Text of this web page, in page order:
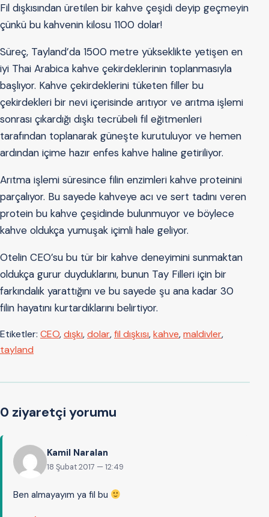
Fil dışkısından üretilen bir kahve çeşidi deyip geçmeyin
çünkü bu kahvenin kilosu 1100 dolar!
Süreç, Tayland’da 1500 metre yükseklikte yetişen en
iyi Thai Arabica kahve çekirdeklerinin toplanmasıyla
başlıyor. Kahve çekirdeklerini tüketen filler bu
çekirdekleri bir nevi içerisinde arıtıyor ve arıtma işlemi
sonrası çıkardığı dışkı tecrübeli fil eğitmenleri
tarafından toplanarak güneşte kurutuluyor ve hemen
ardından içime hazır enfes kahve haline getiriliyor.
Arıtma işlemi süresince filin enzimleri kahve proteinini
parçalıyor. Bu sayede kahveye acı ve sert tadını veren
protein bu kahve çeşidinde bulunmuyor ve böylece
kahve oldukça yumuşak içimli hale geliyor.
Otelin CEO’su bu tür bir kahve deneyimini sunmaktan
oldukça gurur duyduklarını, bunun Tay Filleri için bir
farkındalık yarattığını ve bu sayede şu ana kadar 30
filin hayatını kurtardıklarını belirtiyor.
Etiketler: CEO,dışkı,dolar,fil dışkısı,kahve,maldivler,
tayland
0 ziyaretçi yorumu
Kamil Naralan
18 Şubat 2017 — 12:49
Ben almayayım ya fil bu